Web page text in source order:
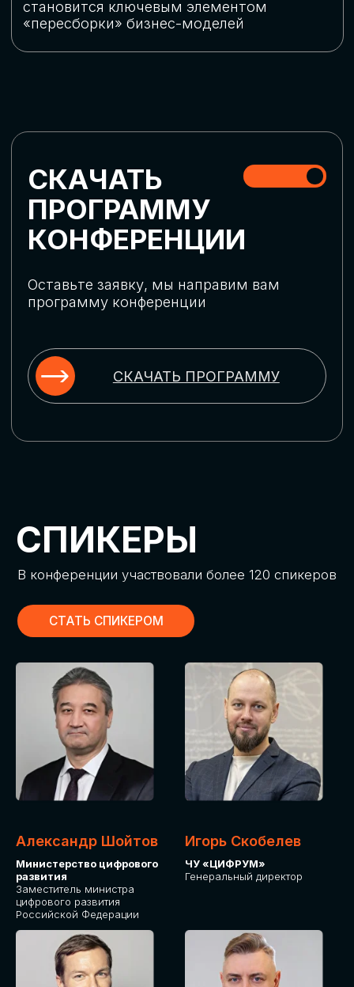
Александр Шойтов
Министерство цифрового
развития
Заместитель министра
цифрового развития
Российской Федерации
Игорь Скобелев
ЧУ «ЦИФРУМ»
Генеральный директор